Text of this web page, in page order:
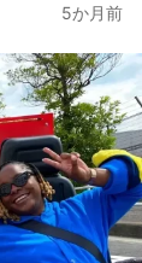
5か月前